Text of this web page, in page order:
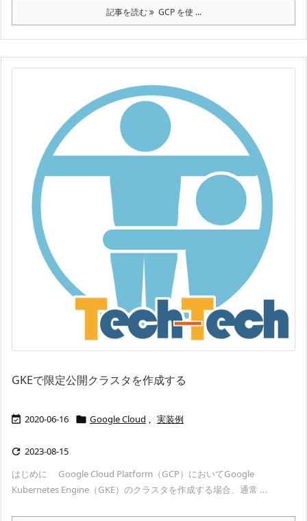
記事を読む GCP を使 ...
GKEで限定公開クラスタを作成する
 2020-06-16  Google Cloud 実装例
 2023-08-15
はじめに Google Cloud Platform（GCP）においてGoogle
Kubernetes Engine（GKE）のクラスタを作成する場合、通常 ...